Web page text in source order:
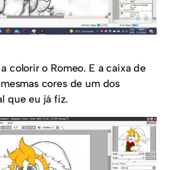
colorir o Romeo. E a caixa de
cores de um dos
que eu já fiz.